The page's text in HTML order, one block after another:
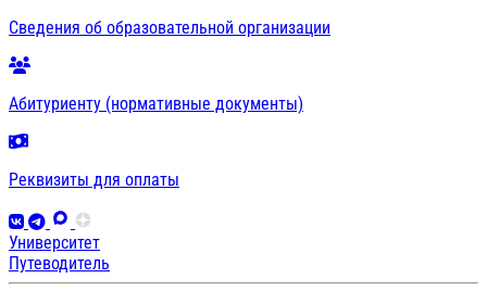
Сведения об образовательной организации
Абитуриенту (нормативные документы)
Реквизиты для оплаты
Университет
Путеводитель